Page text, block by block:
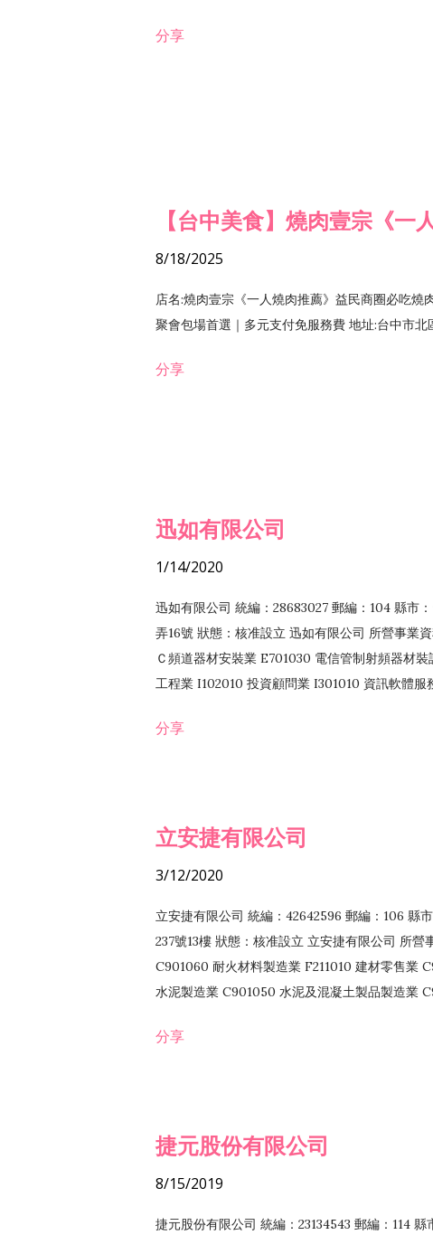
分享
【台中美食】燒肉壹宗《
8/18/2025
店名:燒肉壹宗《一人燒肉推薦》益民商圈必吃燒
聚會包場首選｜多元支付免服務費 地址:台中市北
分享
迅如有限公司
1/14/2020
迅如有限公司 統編：28683027 郵編：104 縣市
弄16號 狀態：核准設立 迅如有限公司 所營事業
Ｃ頻道器材安裝業 E701030 電信管制射頻器材
工程業 I102010 投資顧問業 I301010 資訊軟體
務 F102030 菸酒批發業 F203020 菸酒零售業
分享
立安捷有限公司
3/12/2020
立安捷有限公司 統編：42642596 郵編：106 縣
237號13樓 狀態：核准設立 立安捷有限公司 所
C901060 耐火材料製造業 F211010 建材零售業
水泥製造業 C901050 水泥及混凝土製品製造業
EZ99990 其他工程業 F102170 食品什貨批發業
分享
捷元股份有限公司
8/15/2019
捷元股份有限公司 統編：23134543 郵編：114